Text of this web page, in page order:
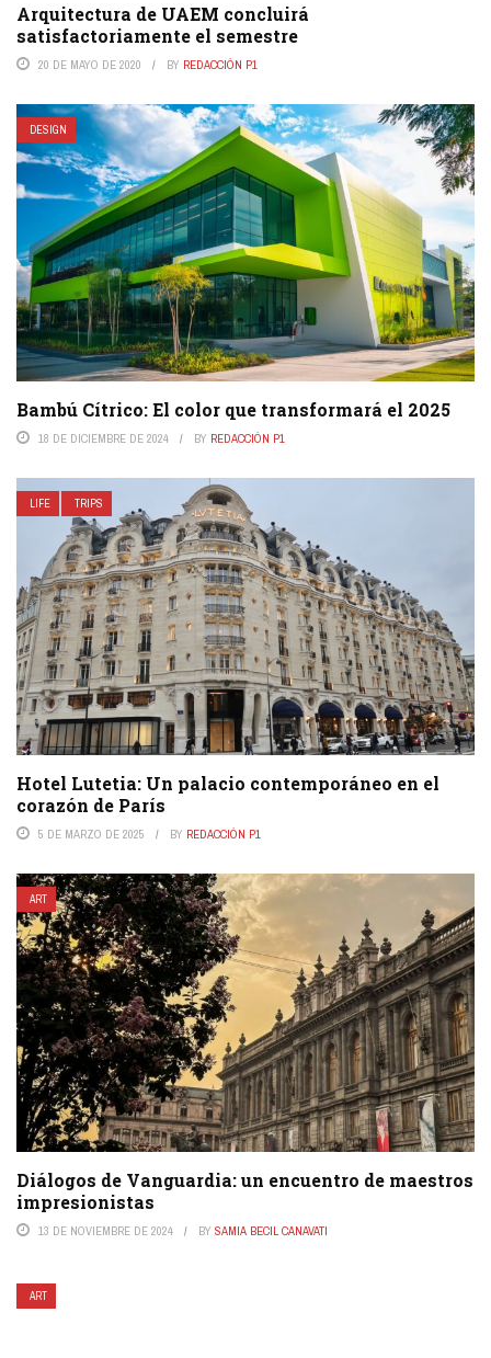
Arquitectura de UAEM concluirá
satisfactoriamente el semestre
20 DE MAYO DE 2020 BY REDACCIÓN P1
DESIGN
Bambú Cítrico: El color que transformará el 2025
18 DE DICIEMBRE DE 2024 BY REDACCIÓN P1
LIFE TRIPS
Hotel Lutetia: Un palacio contemporáneo en el
corazón de París
5 DE MARZO DE 2025 BY REDACCIÓN P1
ART
Diálogos de Vanguardia: un encuentro de maestros
impresionistas
13 DE NOVIEMBRE DE 2024 BY SAMIA BECIL CANAVATI
ART